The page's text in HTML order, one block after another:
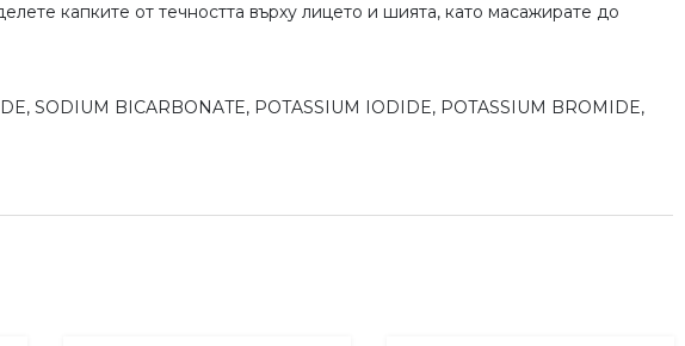
капките от течността върху лицето и шията, като масажирате до
SODIUM BICARBONATE, POTASSIUM IODIDE, POTASSIUM BROMIDE,